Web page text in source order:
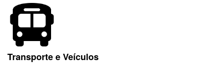
Transporte e Veículos